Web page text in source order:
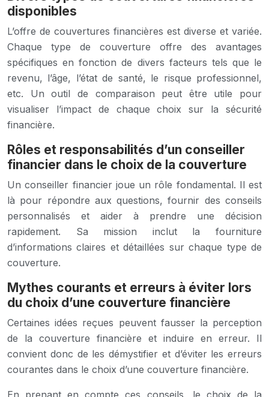
disponibles
L’offre de couvertures financières est diverse et variée.
Chaque type de couverture offre des avantages
spécifiques en fonction de divers facteurs tels que le
revenu, l’âge, l’état de santé, le risque professionnel,
etc. Un outil de comparaison peut être utile pour
visualiser l’impact de chaque choix sur la sécurité
financière.
Rôles et responsabilités d’un conseiller
financier dans le choix de la couverture
Un conseiller financier joue un rôle fondamental. Il est
là pour répondre aux questions, fournir des conseils
personnalisés et aider à prendre une décision
rapidement. Sa mission inclut la fourniture
d’informations claires et détaillées sur chaque type de
couverture.
Mythes courants et erreurs à éviter lors
du choix d’une couverture financière
Certaines idées reçues peuvent fausser la perception
de la couverture financière et induire en erreur. Il
convient donc de les démystifier et d’éviter les erreurs
courantes dans le choix d’une couverture financière.
En prenant en compte ces conseils, le choix de la